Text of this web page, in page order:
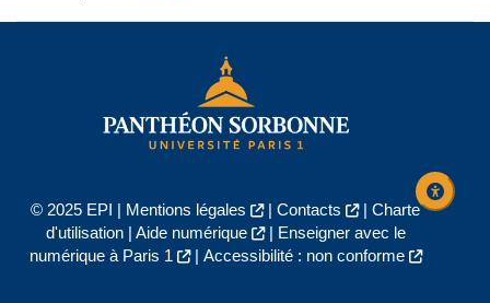
© 2025 EPI | Mentions légales | Contacts | Charte
d'utilisation| Aide numérique |
Enseigner avec le
numérique à Paris 1
| Accessibilité : non conforme